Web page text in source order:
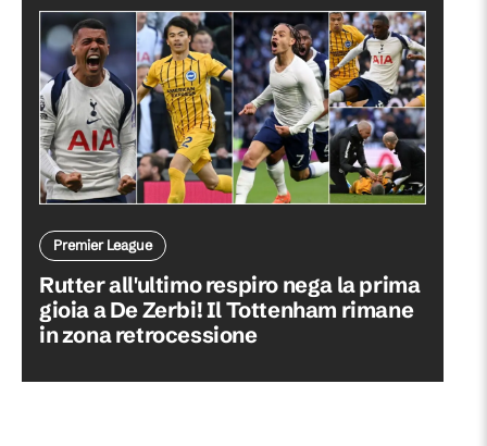
Premier League
Rutter all'ultimo respiro nega la prima
gioia a De Zerbi! Il Tottenham rimane
in zona retrocessione